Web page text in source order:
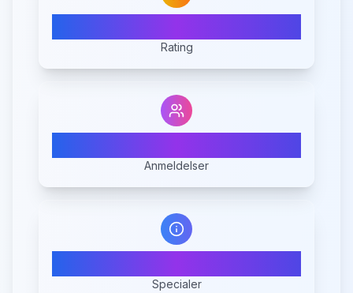
Rating
Anmeldelser
Specialer